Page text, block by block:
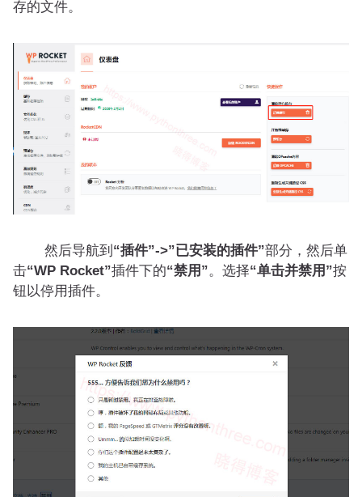
存的文件。
然后导航到 “插件”->”已安装的插件”部分，然后单
击“WP Rocket”插件下的“禁用”。选择“单击并禁用”按
钮以停用插件。